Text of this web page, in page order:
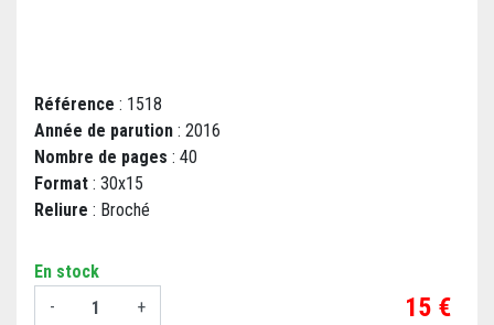
Référence : 1518
Année de parution : 2016
Nombre de pages : 40
Format : 30x15
Reliure : Broché
En stock
-
+ Prix
15 €